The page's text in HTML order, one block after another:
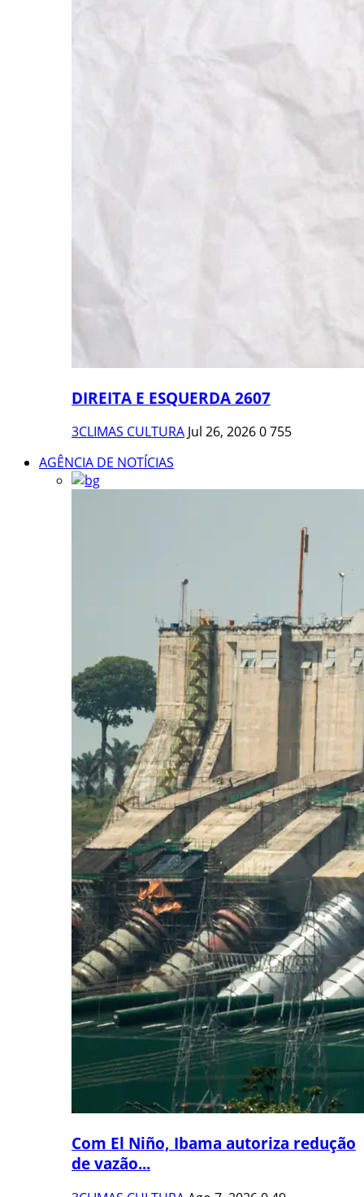
DIREITA E ESQUERDA 2607
3CLIMAS CULTURA Jul 26, 20260755
AGÊNCIA DE NOTÍCIAS
Com El Niño, Ibama autoriza redução
de vazão...